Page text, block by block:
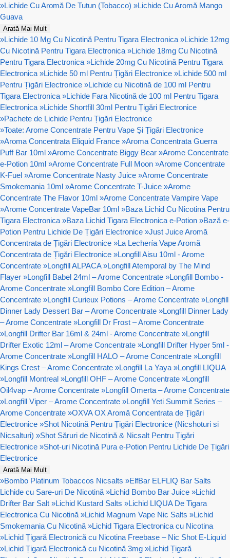
»Lichide Cu Aromă De Tutun (Tobacco) »Lichide Cu Aromă Mango
Guava
Arată Mai Mult
»Lichide 10 Mg Cu Nicotină Pentru Tigara Electronica »Lichide 12mg
Cu Nicotină Pentru Tigara Electronica »Lichide 18mg Cu Nicotină
Pentru Tigara Electronica »Lichide 20mg Cu Nicotină Pentru Tigara
Electronica »Lichide 50 ml Pentru Țigări Electronice »Lichide 500 ml
Pentru Țigări Electronice »Lichide cu Nicotină de 100 ml Pentru
Tigara Electronica »Lichide Fara Nicotină de 100 ml Pentru Tigara
Electronica »Lichide Shortfill 30ml Pentru Țigări Electronice
»Pachete de Lichide Pentru Țigări Electronice
»Toate: Arome Concentrate Pentru Vape Și Țigări Electronice
»Aroma Concentrata Eliquid France »Aroma Concentrata Guerra
Puff Bar 10ml »Arome Concentrate Biggy Bear »Arome Concentrate
e-Potion 10ml »Arome Concentrate Full Moon »Arome Concentrate
K-Fuel »Arome Concentrate Nasty Juice »Arome Concentrate
Smokemania 10ml »Arome Concentrate T-Juice »Arome
Concentrate The Flavor 10ml »Arome Concentrate Vampire Vape
»Arome Concentrate VapeBar 10ml »Baza Lichid Cu Nicotina Pentru
Tigara Electronica »Baza Lichid Tigara Electronica e-Potion »Bază e-
Potion Pentru Lichide De Țigări Electronice »Just Juice Aromă
Concentrata de Țigări Electronice »La Lechería Vape Aromă
Concentrata de Țigări Electronice »Longfill Aisu 10ml - Arome
Concentrate »Longfill ALPACA »Longfill Atemporal by The Mind
Flayer »Longfill Babel 24ml – Arome Concentrate »Longfill Bombo -
Arome Concentrate »Longfill Bombo Core Edition – Arome
Concentrate »Longfill Curieux Potions – Arome Concentrate »Longfill
Dinner Lady Dessert Bar – Arome Concentrate »Longfill Dinner Lady
– Arome Concentrate »Longfill Dr Frost – Arome Concentrate
»Longfill Drifter Bar 16ml & 24ml - Arome Concentrate »Longfill
Drifter Exotic 12ml – Arome Concentrate »Longfill Drifter Hyper 5ml -
Arome Concentrate »Longfill HALO – Arome Concentrate »Longfill
Kings Crest – Arome Concentrate »Longfill La Yaya »Longfill LIQUA
»Longfill Montreal »Longfill OHF – Arome Concentrate »Longfill
Oil4vap – Arome Concentrate »Longfill Omerta – Arome Concentrate
»Longfill Viper – Arome Concentrate »Longfill Yeti Summit Series –
Arome Concentrate »OXVA OX Aromă Concentrata de Țigări
Electronice »Shot Nicotină Pentru Țigări Electronice (Nicshoturi si
Nicsalturi) »Shot Săruri de Nicotină & Nicsalt Pentru Țigări
Electronice »Shot-uri Nicotină Pura e-Potion Pentru Lichide De Țigări
Electronice
Arată Mai Mult
»Bombo Platinum Tobaccos Nicsalts »ElfBar ELFLIQ Bar Salts
Lichide cu Sare-uri De Nicotină »Lichid Bombo Bar Juice »Lichid
Drifter Bar Salt »Lichid Kustard Salts »Lichid LIQUA De Tigara
Electronica Cu Nicotină »Lichid Magnum Vape Nic Salts »Lichid
Smokemania Cu Nicotină »Lichid Tigara Electronica cu Nicotina
»Lichid Țigară Electronică cu Nicotina Freebase – Nic Shot E-Liquid
»Lichid Țigară Electronică cu Nicotină 3mg »Lichid Țigară